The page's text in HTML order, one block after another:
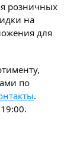
розничных
на
для
по
.